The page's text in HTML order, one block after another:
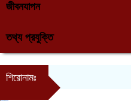
জীবনযাপন
তথ্য প্রযুক্তি
শিরোনামঃ